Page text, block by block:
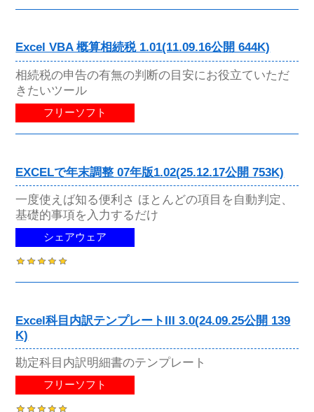
Excel VBA 概算相続税 1.01(11.09.16公開 644K)
相続税の申告の有無の判断の目安にお役立ていただ
きたいツール
フリーソフト
EXCELで年末調整 07年版1.02(25.12.17公開 753K)
一度使えば知る便利さ ほとんどの項目を自動判定、
基礎的事項を入力するだけ
シェアウェア
Excel科目内訳テンプレートIII 3.0(24.09.25公開 139
K)
勘定科目内訳明細書のテンプレート
フリーソフト